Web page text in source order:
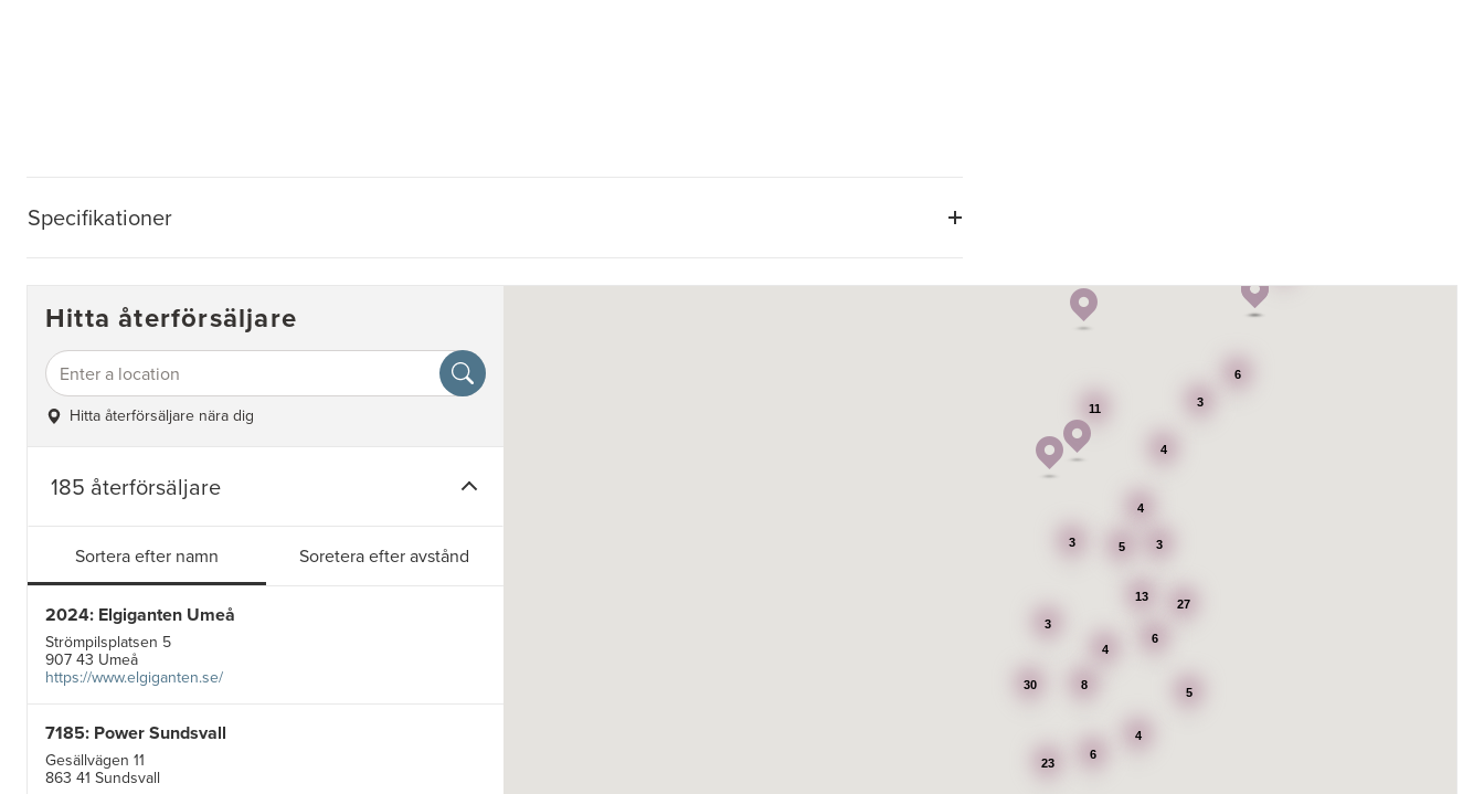
Specifikationer
Hitta återförsäljare
Hitta återförsäljare nära dig
185 återförsäljare
Sortera efter namn Soretera efter avstånd
2024: Elgiganten Umeå
Strömpilsplatsen 5
907 43 Umeå
https://www.elgiganten.se/
7185: Power Sundsvall
Gesällvägen 11
863 41 Sundsvall
23
30
27
8
4
11
6
6
13
3
4
4
3
5
3
5
6
4
3